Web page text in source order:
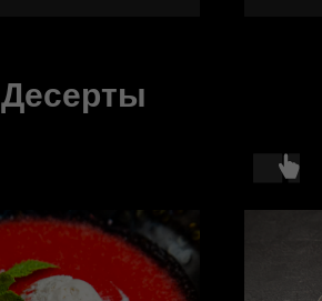
Десерты